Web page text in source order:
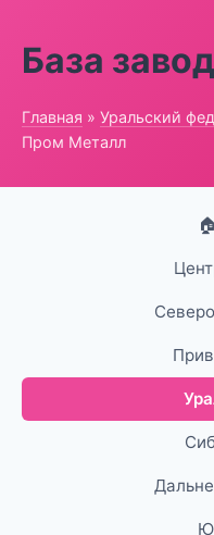
База
Главная » Уральский
Пром Металл